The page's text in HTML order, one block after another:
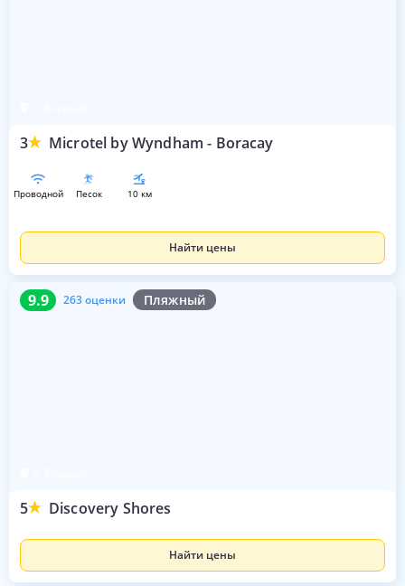
3 Microtel by Wyndham - Boracay
проводной песок 10 км
Найти цены
9.9 263 оценки Пляжный
5 Discovery Shores
9.9 263 оценки
Найти цены